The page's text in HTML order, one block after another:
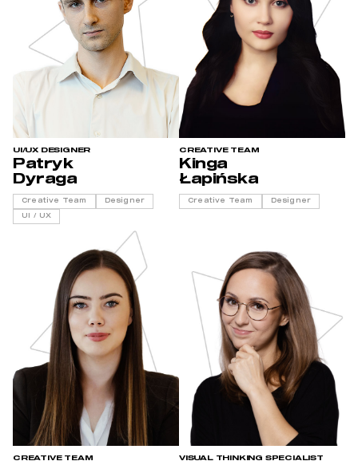
UI/UX DESIGNER
Patryk
Dyraga
Creative Team Designer
UI / UX
CREATIVE TEAM
Kinga
Łapińska
Creative Team Designer
CREATIVE TEAM VISUAL THINKING SPECIALIST